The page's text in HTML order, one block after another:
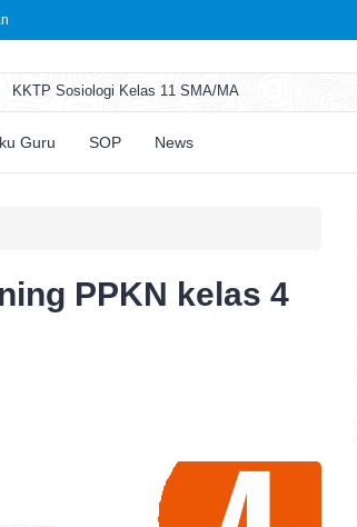
KKTP Sosiologi Kelas 11 SMA/MA
ATP Seni Rupa Kelas 11 SMA/MA
ATP Sosiologi Kelas 11 SMA/MA
Guru SOP News
PPKN kelas 4